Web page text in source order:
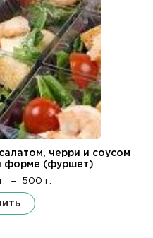
черри и соусом
форме (фуршет)
= 500 г.